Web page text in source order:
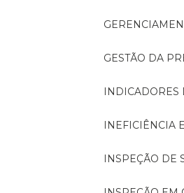
GESTÃO DA
INEFICIÊNCIA
INSPEÇÃO DE